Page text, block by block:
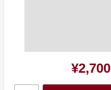
¥2,700